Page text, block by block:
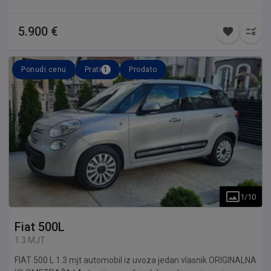
5.900 €
Ponudi cenu Prati 1 Prodato
1 /10
Fiat 500L
1.3 MJT
FIAT 500 L 1.3 mjt automobil iz uvoza jedan vlasnik ORIGINALNA